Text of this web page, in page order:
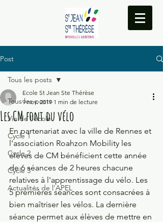
Post
Tous les posts
Vie de l'école
Cycle 1
Cycle 2
Cycle 3
Actualités de l'APEL
Tous les posts
Les CM font du vélo
Ecole St Jean Ste Thérèse
9 nov. 2019 1 min de lecture
En partenariat avec la ville de Rennes et
l'association Roahzon Mobility les
élèves de CM bénéficient cette année
de 6 séances de 2 heures chacune
relatives à l'apprentissage du vélo. Les
5 premières séances sont consacrées à
bien maîtriser les vélos. La dernière
séance permet aux élèves de mettre en